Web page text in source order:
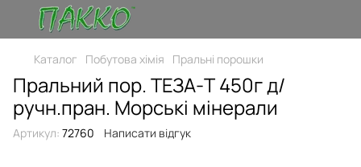
Каталог Побутова хімія Пральні порошки
Пральний пор. ТЕЗА-Т 450г д/
ручн.пран. Морські мінерали
Артикул: 72760 Написати відгук